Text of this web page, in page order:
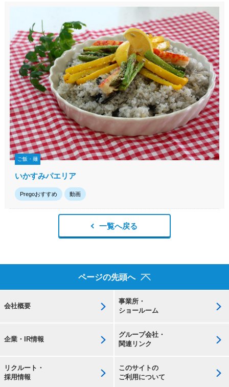
ご飯・麺
いかすみパエリア
Pregoおすすめ 動画
一覧へ戻る
ページの先頭へ
会社概要
事業所・
ショールーム
企業・IR情報
グループ会社・
関連リンク
リクルート・
採用情報
このサイトの
ご利用について